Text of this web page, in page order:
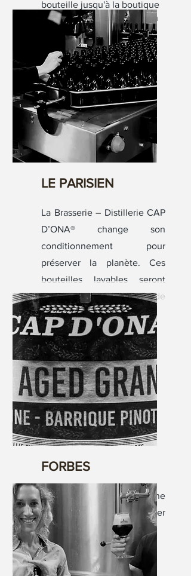
bouteille jusqu'à la boutique
et au bar de dégustation, on
découvre les secrets de ces
bières catalanes multi-
médaillées.
LE PARISIEN
La Brasserie – Distillerie CAP
D’ONA® change son
conditionnement pour
préserver la planète. Ces
bouteilles lavables seront
consignables à partir de
2024.
FORBES
Voici la grande Championne
mondiale des World Beer
Awards.